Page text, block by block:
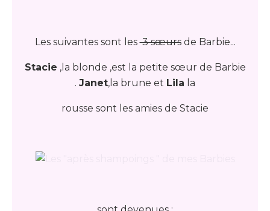
Les suivantes sont les3 sœursde Barbie...
Stacie ,la blonde ,est la petite sœur de Barbie
. Janet,la brune et Lila la
rousse sont les amies de Stacie